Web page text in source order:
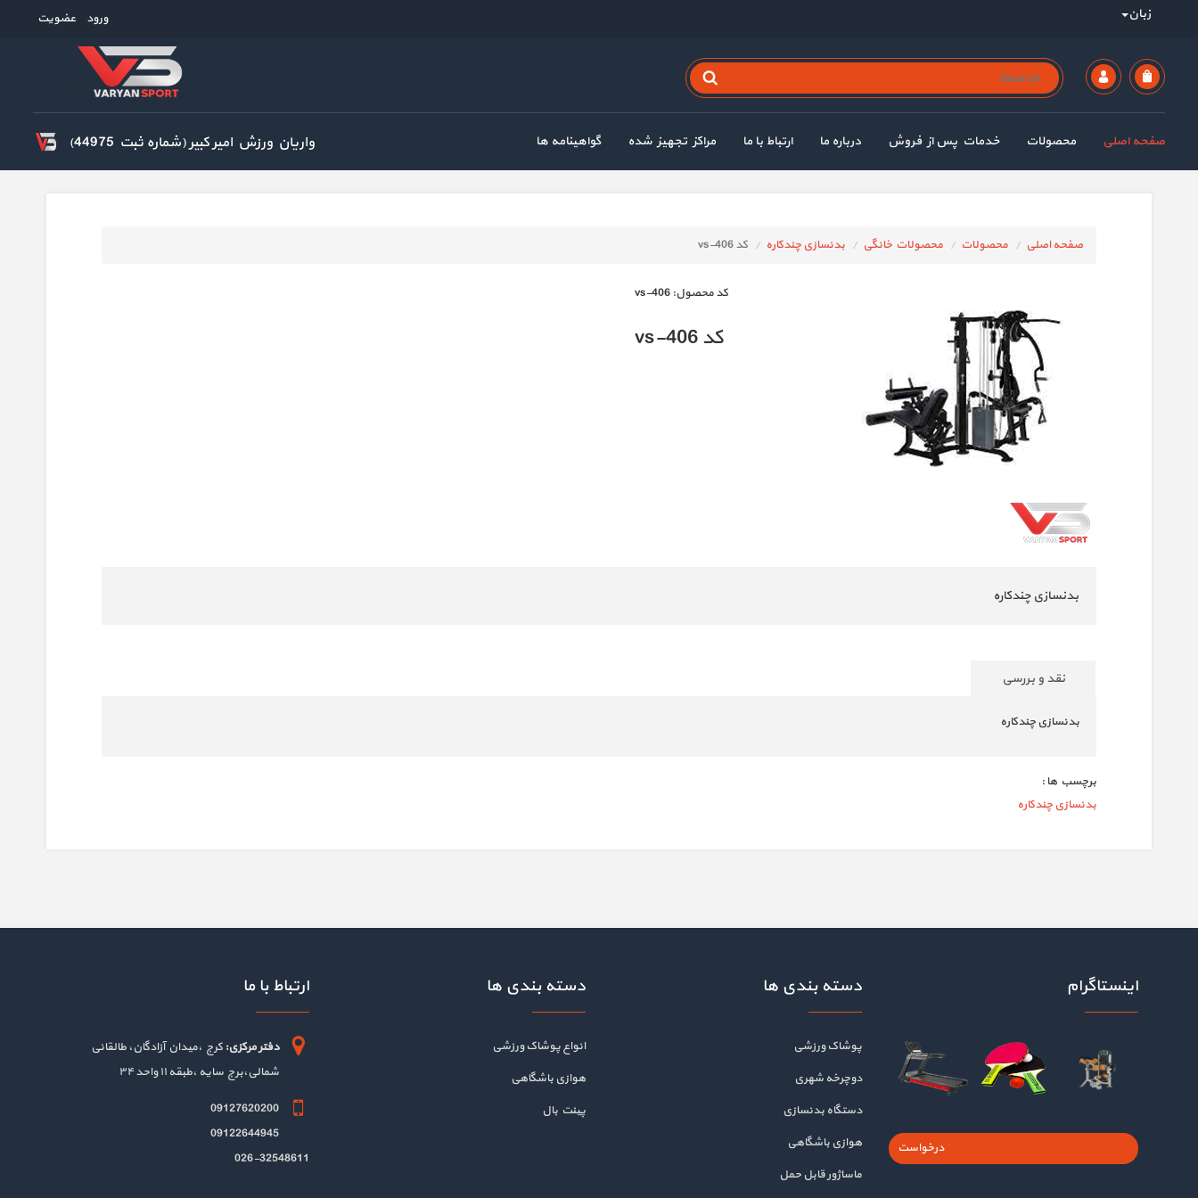
زبان ورود عضویت
صفحه اصلی محصولات خدمات پس از فروش درباره ما ارتباط با ما مراکز تجهیز شده گواهینامه ها واریان ورزش امیر کبیر (شماره ثبت 44975)
صفحه اصلی محصولات محصولات خانگی بدنسازی چندکاره کد vs-406
كد محصول: vs-406
کد vs-406
بدنسازی چندکاره
نقد و بررسی
بدنسازی چندکاره
برچسب ها :
بدنسازی چندکاره
اینستاگرام
درخواست
دسته بندی ها
پوشاک ورزشی
دوچرخه شهری
دستگاه بدنسازی
هوازی باشگاهی
ماساژور قابل حمل
دسته بندی ها
انواع پوشاک ورزشی
هوازی باشگاهی
پینت بال
ارتباط با ما
دفتر مرکزی: کرج ،میدان آزادگان، طالقانی
شمالی،برج سایه ،طبقه ۱۱ واحد ۳۴
09127620200
09122644945
026-32548611